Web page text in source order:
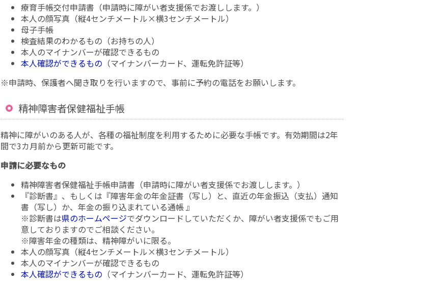
療育手帳交付申請書（申請時に障がい者支援係でお渡しします。）
本人の顔写真（縦4センチメートル×横3センチメートル）
母子手帳
検査結果のわかるもの（お持ちの人）
本人のマイナンバーが確認できるもの
本人確認ができるもの （マイナンバーカード、運転免許証等）
※申請時、保護者へ聞き取りを行いますので、事前に予約の電話をお願いします。
精神障害者保健福祉手帳
精神に障がいのある人が、各種の福祉制度を利用するために必要な手帳です。有効期間は2年
間で3カ月前から更新可能です。
申請に必要なもの
精神障害者保健福祉手帳申請書（申請時に障がい者支援係でお渡しします。）
『診断書』、もしくは『障害年金の年金証書（写し）と、直近の年金振込（支払）通知
書（写し）か、年金の振り込まれている通帳 』
※診断書は県のホームページでダウンロードしていただくか、障がい者支援係でもご用
意しておりますのでご相談ください。
※障害年金の種類は、精神障がいに限る。
本人の顔写真（縦4センチメートル×横3センチメートル）
本人のマイナンバーが確認できるもの
本人確認ができるもの （マイナンバーカード、運転免許証等）